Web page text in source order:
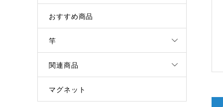
おすすめ商品
竿
関連商品
マグネット